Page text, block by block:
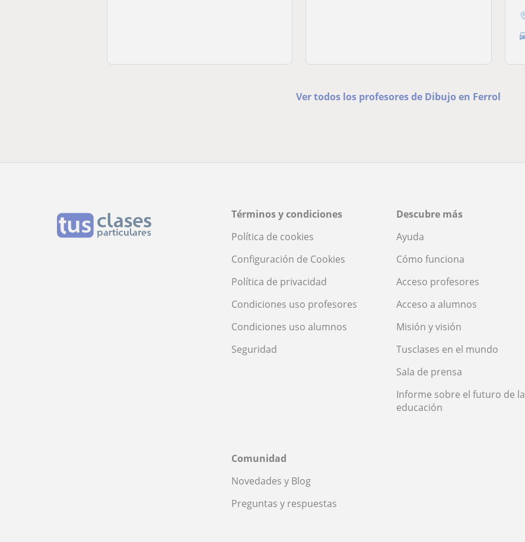
Ver todos los profesores de Dibujo en Ferrol
Términos y condiciones
Política de cookies
Configuración de Cookies
Política de privacidad
Condiciones uso profesores
Condiciones uso alumnos
Seguridad
Descubre más
Ayuda
Cómo funciona
Acceso profesores
Acceso a alumnos
Misión y visión
Tusclases en el mundo
Sala de prensa
Informe sobre el futuro de la
educación
Comunidad
Novedades y Blog
Preguntas y respuestas